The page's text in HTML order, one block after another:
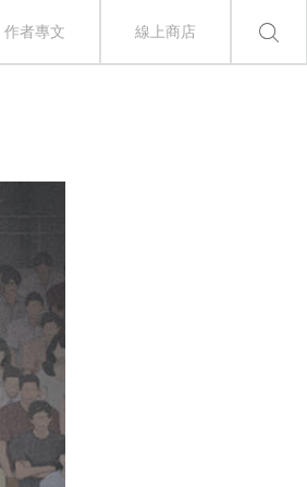
作者專文 線上商店